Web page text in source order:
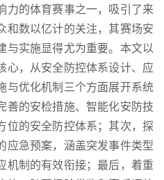
力的体育赛事之一，吸引了来
和数以亿计的关注，其赛场安
与实施显得尤为重要。本文以
心，从安全防控体系设计、应
与优化机制三个方面展开系统
善的安检措施、智能化安防技
位的安全防控体系；其次，探
应急预案，涵盖突发事件类型
机制的有效衔接；最后，着重